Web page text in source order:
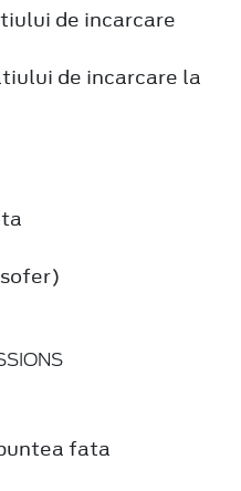
de incarcare
de incarcare la
fata